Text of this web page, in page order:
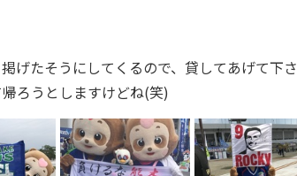
げたそうにしてくるので、貸してあげて下さ
ろうとしますけどね(笑)